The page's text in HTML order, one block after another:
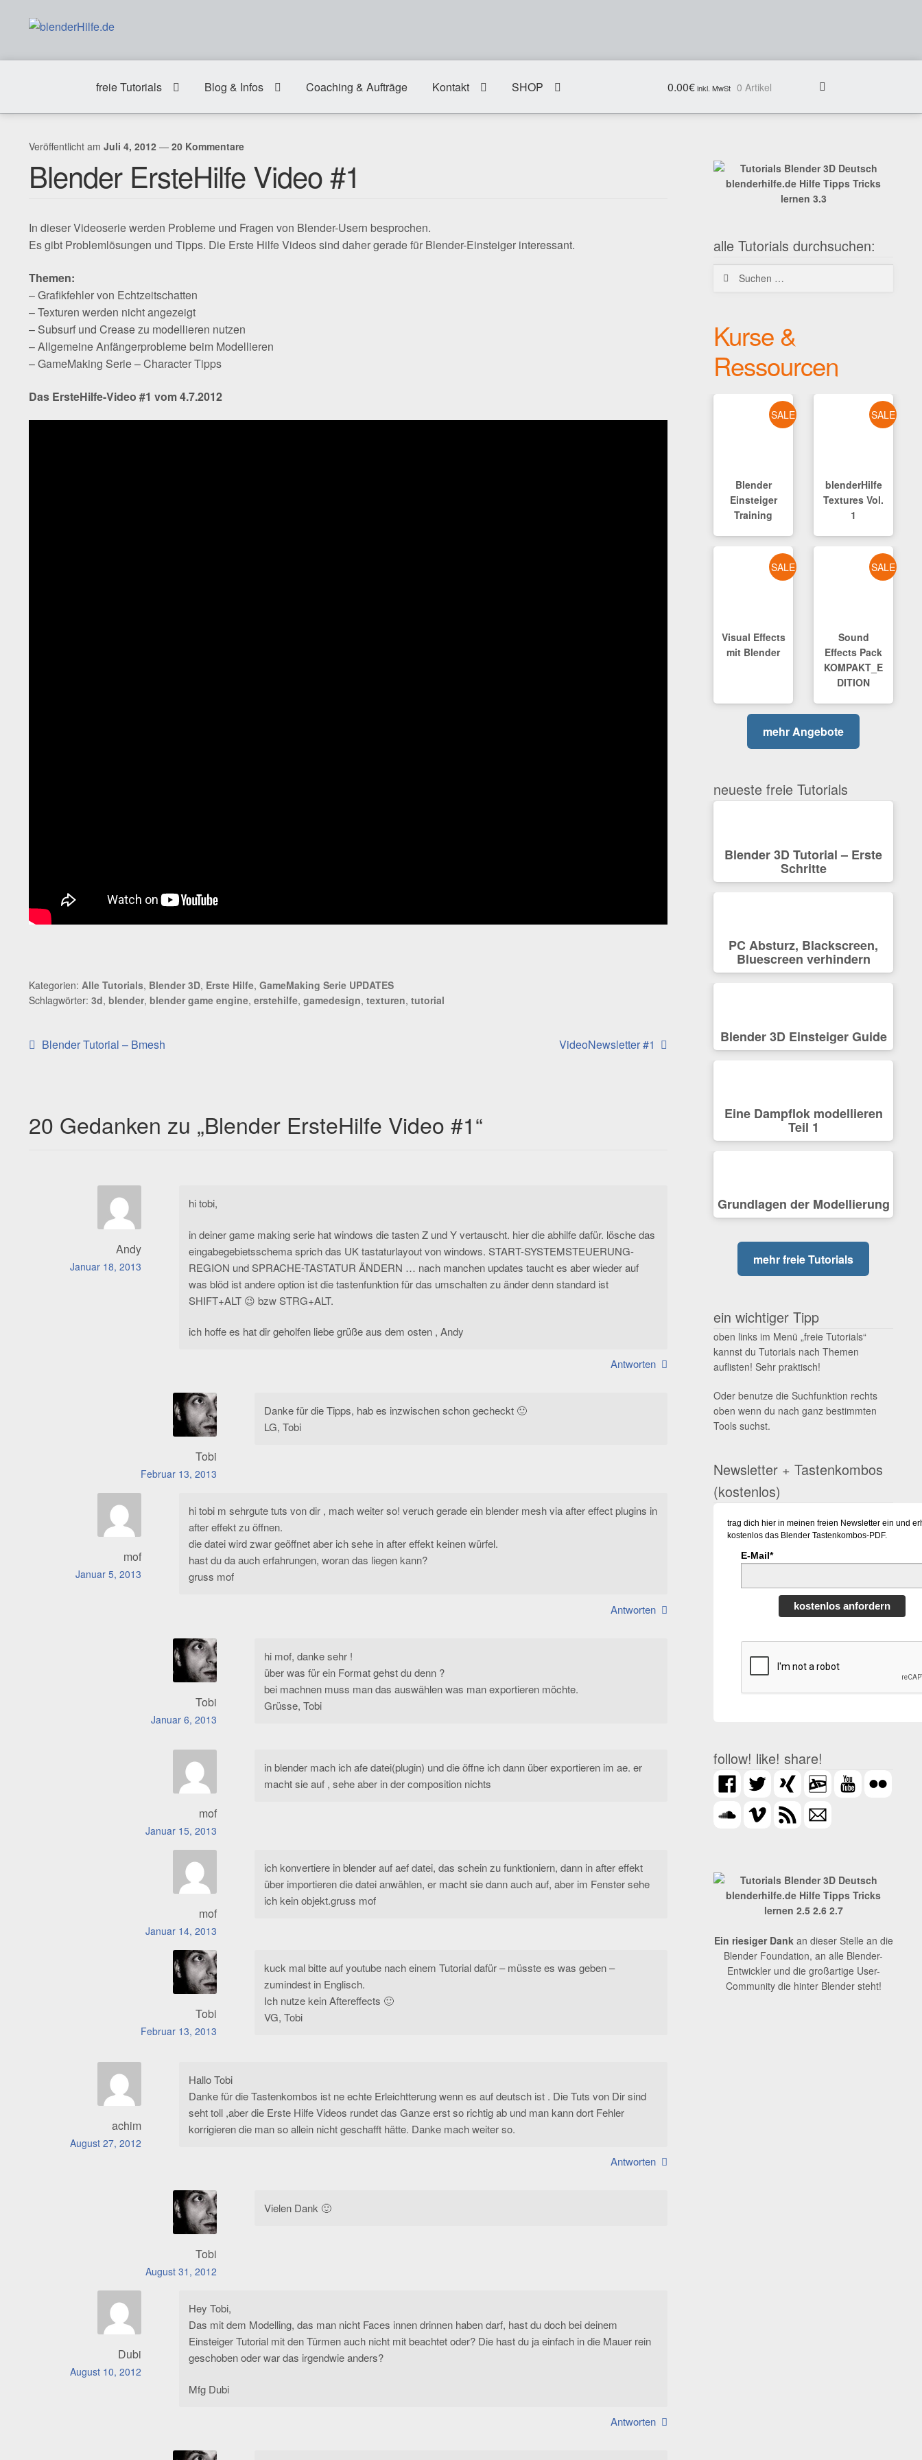
Zur
springen
Zum
springen
freie Tutorials
Blog & Infos Coaching & Aufträge Kontakt SHOP 0.00€ 0 Artikel
Veröffentlicht am Juli 4, 2012 — 20 Kommentare
Blender ErsteHilfe Video #1
In dieser Videoserie werden Probleme und Fragen von Blender-Usern besprochen.
Es gibt Problemlösungen und Tipps. Die Erste Hilfe Videos sind daher gerade für Blender-Einsteiger interessant.
Themen:
– Grafikfehler von Echtzeitschatten
– Texturen werden nicht angezeigt
– Subsurf und Crease zu modellieren nutzen
– Allgemeine Anfängerprobleme beim Modellieren
– GameMaking Serie – Character Tipps
Das ErsteHilfe-Video #1 vom 4.7.2012
Kategorien: Alle Tutorials, Blender 3D, Erste Hilfe, GameMaking Serie UPDATES
Schlagwörter: 3d, blender, blender game engine, erstehilfe, gamedesign, texturen, tutorial
Beitragsnavigation
Vorheriger
Blender Tutorial – Bmesh
Nächster
VideoNewsletter #1
20 Gedanken zu „Blender ErsteHilfe Video #1“
Andy
Januar 18, 2013
hi tobi,
in deiner game making serie hat windows die tasten Z und Y vertauscht. hier die abhilfe dafür. lösche das
eingabegebietsschema sprich das UK tastaturlayout von windows. START-SYSTEMSTEUERUNG-
REGION und SPRACHE-TASTATUR ÄNDERN … nach manchen updates taucht es aber wieder auf
was blöd ist andere option ist die tastenfunktion für das umschalten zu änder denn standard ist
SHIFT+ALT 😉 bzw STRG+ALT.
ich hoffe es hat dir geholfen liebe grüße aus dem osten , Andy
Antworten
Tobi
Februar 13, 2013
Danke für die Tipps, hab es inzwischen schon gecheckt 🙂
LG, Tobi
mof
Januar 5, 2013
hi tobi m sehrgute tuts von dir , mach weiter so! veruch gerade ein blender mesh via after effect plugins in
after effekt zu öffnen.
die datei wird zwar geöffnet aber ich sehe in after effekt keinen würfel.
hast du da auch erfahrungen, woran das liegen kann?
gruss mof
Antworten
Tobi
Januar 6, 2013
hi mof, danke sehr !
über was für ein Format gehst du denn ?
bei machnen muss man das auswählen was man exportieren möchte.
Grüsse, Tobi
mof
Januar 15, 2013
in blender mach ich afe datei(plugin) und die öffne ich dann über exportieren im ae. er
macht sie auf , sehe aber in der composition nichts
mof
Januar 14, 2013
ich konvertiere in blender auf aef datei, das schein zu funktioniern, dann in after effekt
über importieren die datei anwählen, er macht sie dann auch auf, aber im Fenster sehe
ich kein objekt.gruss mof
Tobi
Februar 13, 2013
kuck mal bitte auf youtube nach einem Tutorial dafür – müsste es was geben –
zumindest in Englisch.
Ich nutze kein Aftereffects 🙂
VG, Tobi
achim
August 27, 2012
Hallo Tobi
Danke für die Tastenkombos ist ne echte Erleichtterung wenn es auf deutsch ist . Die Tuts von Dir sind
seht toll ,aber die Erste Hilfe Videos rundet das Ganze erst so richtig ab und man kann dort Fehler
korrigieren die man so allein nicht geschafft hätte. Danke mach weiter so.
Antworten
Tobi
August 31, 2012
Vielen Dank 🙂
Dubi
August 10, 2012
Hey Tobi,
Das mit dem Modelling, das man nicht Faces innen drinnen haben darf, hast du doch bei deinem
Einsteiger Tutorial mit den Türmen auch nicht mit beachtet oder? Die hast du ja einfach in die Mauer rein
geschoben oder war das irgendwie anders?
Mfg Dubi
Antworten
alle Tutorials durchsuchen:
Suchen
Kurse &
Ressourcen
SALE
Blender
Einsteiger
Training
SALE
blenderHilfe
Textures Vol.
1
SALE
Visual Effects
mit Blender
SALE
Sound
Effects Pack
KOMPAKT_E
DITION
mehr Angebote
neueste freie Tutorials
Blender 3D Tutorial – Erste
Schritte
PC Absturz, Blackscreen,
Bluescreen verhindern
Blender 3D Einsteiger Guide
Eine Dampflok modellieren
Teil 1
Grundlagen der Modellierung
mehr freie Tutorials
ein wichtiger Tipp
oben links im Menü „freie Tutorials“
kannst du Tutorials nach Themen
auflisten! Sehr praktisch!
Oder benutze die Suchfunktion rechts
oben wenn du nach ganz bestimmten
Tools suchst.
Newsletter + Tastenkombos
(kostenlos)
trag dich hier in meinen freien Newsletter ein und
kostenlos das Blender Tastenkombos-PDF.
E-Mail*
kostenlos anfordern
follow! like! share!
Ein riesiger Dank an dieser Stelle an die
Blender Foundation, an alle Blender-
Entwickler und die großartige User-
Community die hinter Blender steht!